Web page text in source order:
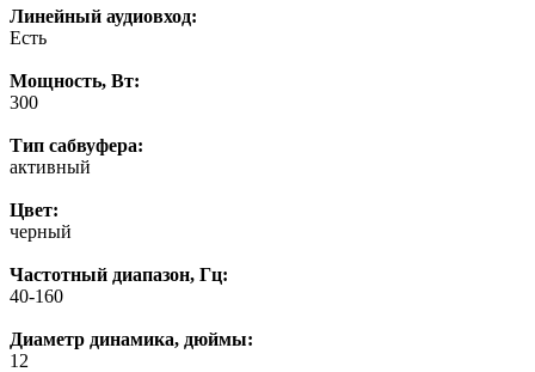
Линейный аудиовход:
Есть
Мощность, Вт:
300
Тип сабвуфера:
активный
Цвет:
черный
Частотный диапазон, Гц:
40-160
Диаметр динамика, дюймы:
12